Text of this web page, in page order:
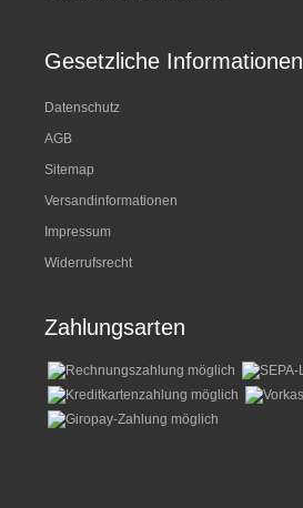
Gesetzliche Informationen
Datenschutz
AGB
Sitemap
Versandinformationen
Impressum
Widerrufsrecht
Zahlungsarten